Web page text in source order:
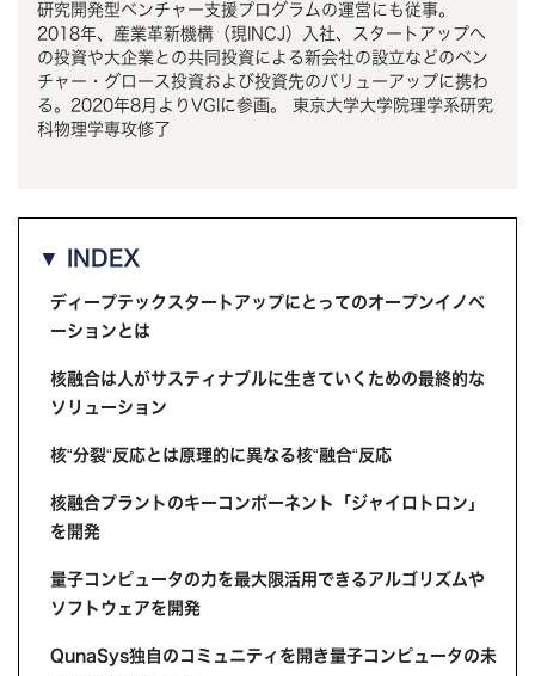
研究開発型ベンチャー支援プログラムの運営にも従事。
2018年、産業革新機構（現INCJ）入社、スタートアップへ
の投資や大企業との共同投資による新会社の設立などのベン
チャー・グロース投資および投資先のバリューアップに携わ
る。2020年8月よりVGIに参画。 東京大学大学院理学系研究
科物理学専攻修了
▼ INDEX
ディープテックスタートアップにとってのオープンイノベ
ーションとは
核融合は人がサスティナブルに生きていくための最終的な
ソリューション
核“分裂“反応とは原理的に異なる核“融合“反応
核融合プラントのキーコンポーネント「ジャイロトロン」
を開発
量子コンピュータの力を最大限活用できるアルゴリズムや
ソフトウェアを開発
QunaSys独自のコミュニティを開き量子コンピュータの未